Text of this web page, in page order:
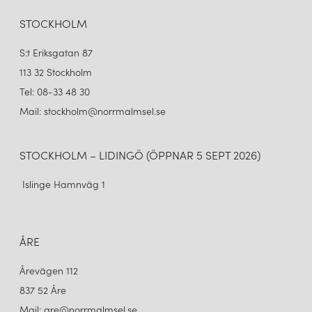
STOCKHOLM
S:t Eriksgatan 87
113 32 Stockholm
Tel: 08-33 48 30
Mail: stockholm@norrmalmsel.se
STOCKHOLM – LIDINGÖ (ÖPPNAR 5 SEPT 2026)
Islinge Hamnväg 1
ÅRE
Årevägen 112
837 52 Åre
Mail: are@norrmalmsel.se